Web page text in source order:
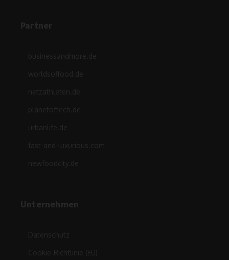
Partner
businessandmore.de
worldsoffood.de
netzathleten.de
planetoftech.de
urbanlife.de
fast-and-luxurious.com
newfoodcity.de
Unternehmen
Datenschutz
Cookie-Richtlinie (EU)